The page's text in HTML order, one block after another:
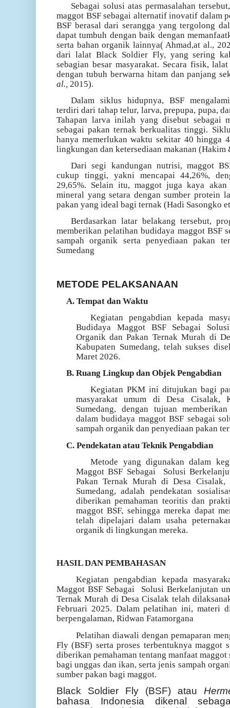
Sebagai solusi atas permasalahan
maggot BSF sebagai alternatif inovatif dalam
BSF berasal dari serangga yang tergolong
dapat tumbuh dengan baik dengan
serta bahan organik lainnya( Ahmad,at al.,
dari lalat Black Soldier Fly, yang sering
sebagian besar masyarakat. Secara fisik,
dengan tubuh berwarna hitam dan panjang
al., 2015).
Dalam siklus hidupnya, BSF
terdiri dari tahap telur, larva, prepupa, pupa,
Tahapan larva inilah yang disebut sebagai
sebagai pakan ternak berkualitas tinggi.
hanya memerlukan waktu sekitar 40 hingga
lingkungan dan ketersediaan makanan (Hakim
Dari segi kandungan nutrisi, maggot
cukup tinggi, yakni mencapai 44,26%,
29,65%. Selain itu, maggot juga kaya akan
mineral yang setara dengan sumber protein
pakan yang ideal bagi ternak (Hadi Sasongko
Berdasarkan latar belakang tersebut,
memberikan pelatihan budidaya maggot BSF
sampah organik serta penyediaan pakan
Sumedang
METODE PELAKSANAAN
A. Tempat dan Waktu
Kegiatan pengabdian kepada
Budidaya Maggot BSF Sebagai
Organik dan Pakan Ternak Murah di
Kabupaten Sumedang, telah sukses
Maret 2026.
B. Ruang Lingkup dan Objek Pengabdian
Kegiatan PKM ini ditujukan bagi
masyarakat umum di Desa Cisalak,
Sumedang, dengan tujuan
dalam budidaya maggot BSF sebagai
sampah organik dan penyediaan pakan
C. Pendekatan atau Teknik Pengabdian
Metode yang digunakan dalam
Maggot BSF Sebagai
Solusi
Pakan Ternak Murah di Desa Cisalak,
Sumedang, adalah pendekatan
diberikan pemahaman teoritis dan
maggot BSF, sehingga mereka dapat
telah dipelajari dalam usaha
organik di lingkungan mereka.
HASIL DAN PEMBAHASAN
Kegiatan pengabdian kepada
Maggot BSF Sebagai
Solusi Berkelanjutan
Ternak Murah di Desa Cisalak telah
Februari 2025. Dalam pelatihan ini, materi
berpengalaman, Ridwan Fatamorgana
Pelatihan diawali dengan pemaparan
Fly (BSF) serta proses terbentuknya maggot
diberikan pemahaman tentang manfaat
bagi unggas dan ikan, serta jenis sampah
sumber pakan bagi maggot.
Black Soldier Fly (BSF) atau
bahasa Indonesia dikenal